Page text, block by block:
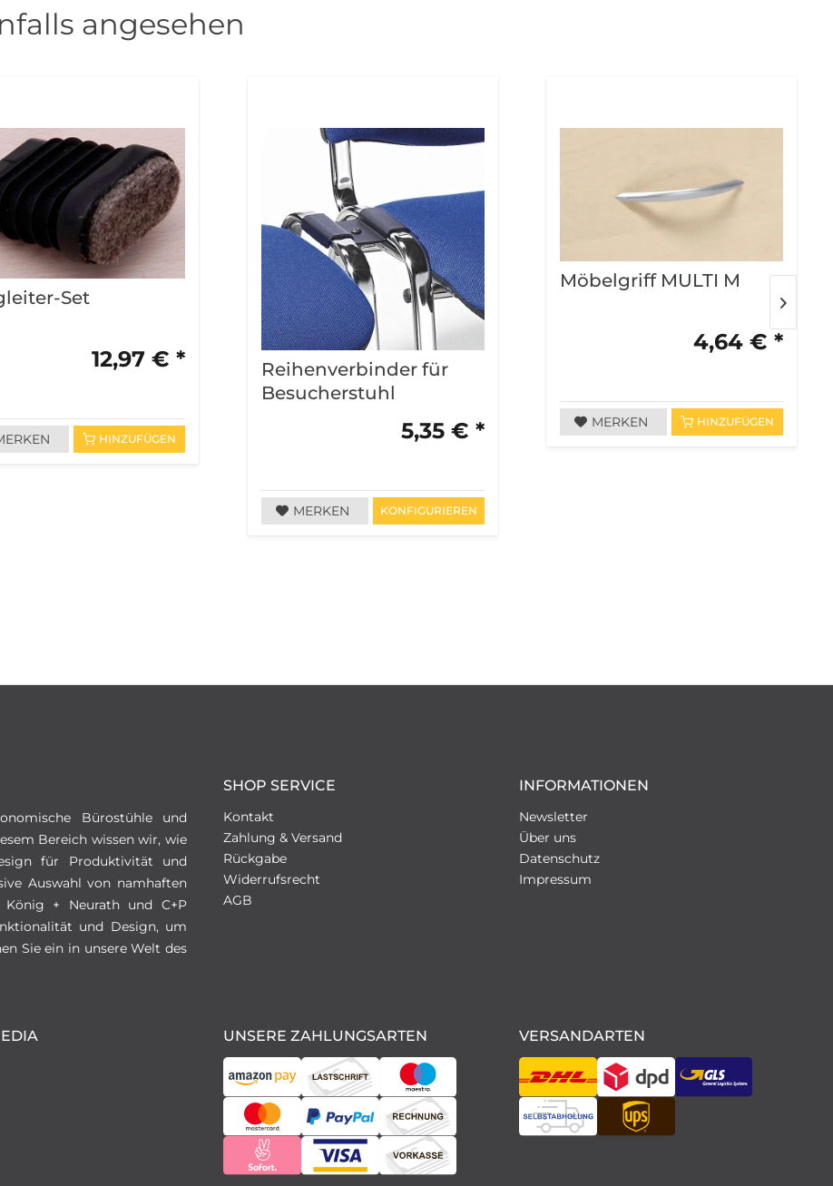
angesehen
Set
12,97 € *
HINZUFÜGEN
Reihenverbinder für
Besucherstuhl
5,35 € *
MERKEN KONFIGURIEREN
Möbelgriff MULTI M
4,64 € *
MERKEN HINZUFÜGEN
Bürostühle und
Bereich wissen wir, wie
für Produktivität und
Auswahl von namhaften
+ Neurath und C+P
und Design, um
Sie ein in unsere Welt des
SHOP SERVICE
Kontakt
Zahlung & Versand
Rückgabe
Widerrufsrecht
AGB
INFORMATIONEN
Newsletter
Über uns
Datenschutz
Impressum
UNSERE ZAHLUNGSARTEN VERSANDARTEN